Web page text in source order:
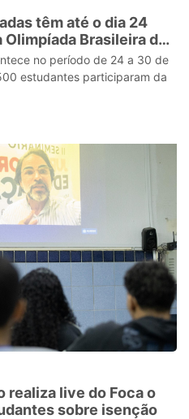
têm até o dia 24
Brasileira de
no período de 24 a 30 de
estudantes participaram da
realiza live do Foca o
sobre isenção